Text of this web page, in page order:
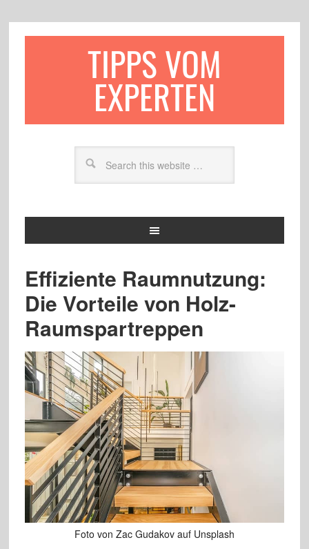
TIPPS VOM
EXPERTEN
Effiziente Raumnutzung:
Die Vorteile von Holz-
Raumspartreppen
Foto von Zac Gudakov auf Unsplash